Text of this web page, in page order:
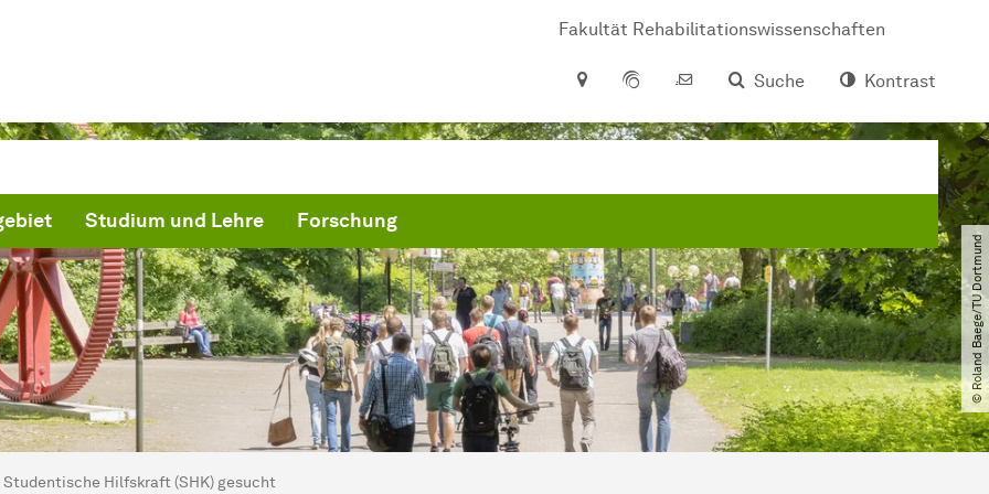
Fakultät Rehabilitationswissenschaften
Suche
Kontrast
Studium und Lehre Forschung
© Roland Baege​/​TU Dortmund
hier:
Studentische Hilfskraft (SHK) gesucht